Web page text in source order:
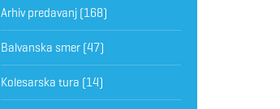
Arhiv predavanj(168)
Balvanska smer(47)
Kolesarska tura (14)